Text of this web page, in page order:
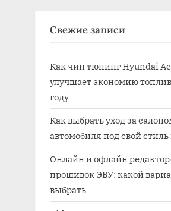
Свежие записи
Как чип тюнинг Hyundai
улучшает экономию
году
Как выбрать уход за
автомобиля под свой
Онлайн и офлайн
прошивок ЭБУ: какой
выбрать